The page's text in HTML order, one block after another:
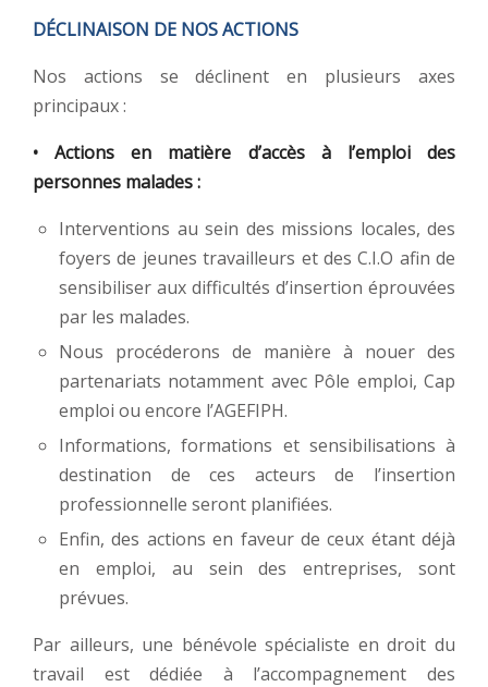
DÉCLINAISON DE NOS ACTIONS
Nos actions se déclinent en plusieurs axes
principaux :
• Actions en matière d’accès à l’emploi des
personnes malades :
Interventions au sein des missions locales, des
foyers de jeunes travailleurs et des C.I.O afin de
sensibiliser aux difficultés d’insertion éprouvées
par les malades.
Nous procéderons de manière à nouer des
partenariats notamment avec Pôle emploi, Cap
emploi ou encore l’AGEFIPH.
Informations, formations et sensibilisations à
destination de ces acteurs de l’insertion
professionnelle seront planifiées.
Enfin, des actions en faveur de ceux étant déjà
en emploi, au sein des entreprises, sont
prévues.
Par ailleurs, une bénévole spécialiste en droit du
travail est dédiée à l’accompagnement des